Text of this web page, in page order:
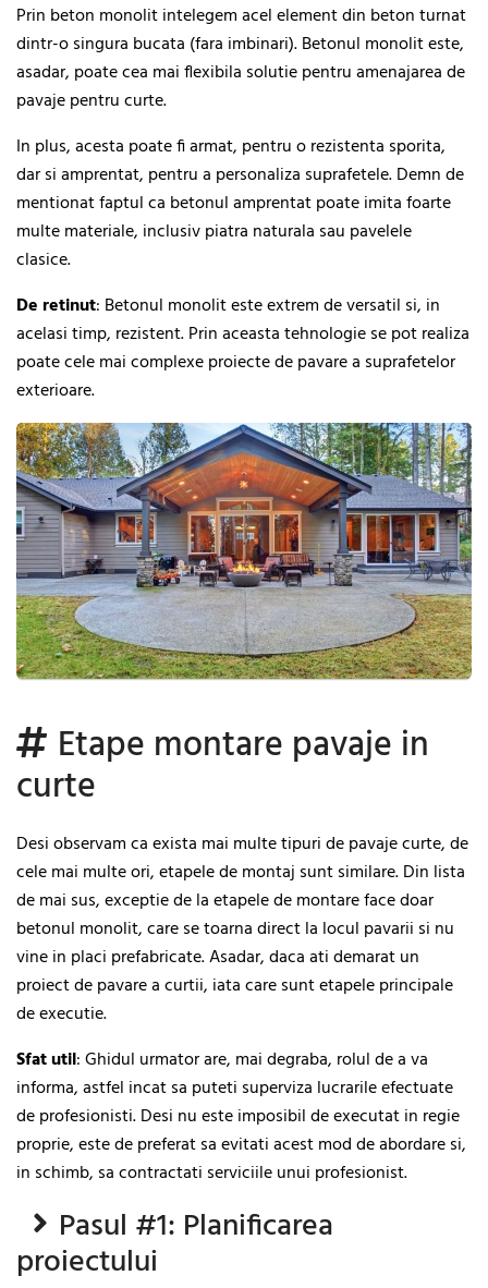
Prin beton monolit intelegem acel element din beton turnat
dintr-o singura bucata (fara imbinari). Betonul monolit este,
asadar, poate cea mai flexibila solutie pentru amenajarea de
pavaje pentru curte.
In plus, acesta poate fi armat, pentru o rezistenta sporita,
dar si amprentat, pentru a personaliza suprafetele. Demn de
mentionat faptul ca betonul amprentat poate imita foarte
multe materiale, inclusiv piatra naturala sau pavelele
clasice.
De retinut: Betonul monolit este extrem de versatil si, in
acelasi timp, rezistent. Prin aceasta tehnologie se pot realiza
poate cele mai complexe proiecte de pavare a suprafetelor
exterioare.
Etape montare pavaje in
curte
Desi observam ca exista mai multe tipuri de pavaje curte, de
cele mai multe ori, etapele de montaj sunt similare. Din lista
de mai sus, exceptie de la etapele de montare face doar
betonul monolit, care se toarna direct la locul pavarii si nu
vine in placi prefabricate. Asadar, daca ati demarat un
proiect de pavare a curtii, iata care sunt etapele principale
de executie.
Sfat util: Ghidul urmator are, mai degraba, rolul de a va
informa, astfel incat sa puteti superviza lucrarile efectuate
de profesionisti. Desi nu este imposibil de executat in regie
proprie, este de preferat sa evitati acest mod de abordare si,
in schimb, sa contractati serviciile unui profesionist.
Pasul #1: Planificarea
proiectului